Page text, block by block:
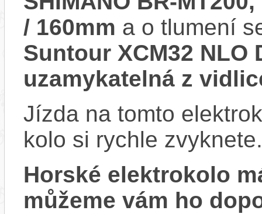
/ 160mm a o tlumení
Suntour XCM32 NLO
uzamykatelná z
Jízda na tomto
kolo si rychle zvyknete.
Horské elektrokolo
můžeme vám ho